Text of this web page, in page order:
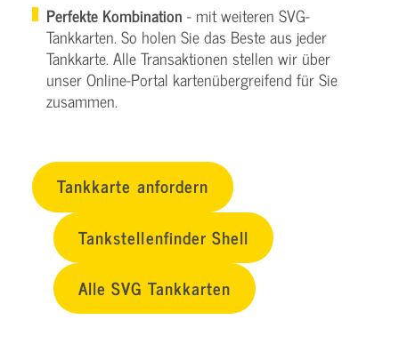
Perfekte Kombination - mit weiteren SVG-
Tankkarten. So holen Sie das Beste aus jeder
Tankkarte. Alle Transaktionen stellen wir über
unser Online-Portal kartenübergreifend für Sie
zusammen.
Tankkarte anfordern
Tankstellenfinder Shell
Alle SVG Tankkarten